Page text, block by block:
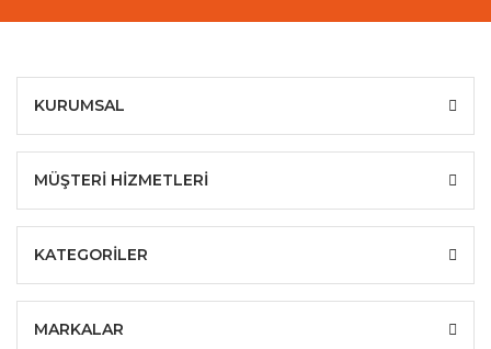
KURUMSAL
MÜŞTERİ HİZMETLERİ
KATEGORİLER
MARKALAR